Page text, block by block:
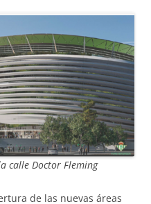
calle Doctor Fleming
de las nuevas áreas